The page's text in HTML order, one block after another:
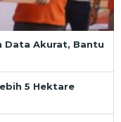
Data Akurat, Bantu
5 Hektare